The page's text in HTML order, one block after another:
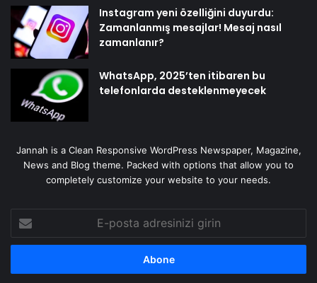
Instagram yeni özelliğini duyurdu:
Zamanlanmış mesajlar! Mesaj nasıl
zamanlanır?
WhatsApp, 2025’ten itibaren bu
telefonlarda desteklenmeyecek
Jannah is a Clean Responsive WordPress Newspaper, Magazine,
News and Blog theme. Packed with options that allow you to
completely customize your website to your needs.
posta
adresinizi